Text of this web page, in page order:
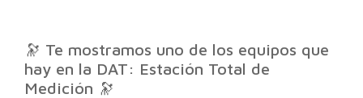
🔭 Te mostramos uno de los equipos que
hay en la DAT: Estación Total de
Medición 🔭